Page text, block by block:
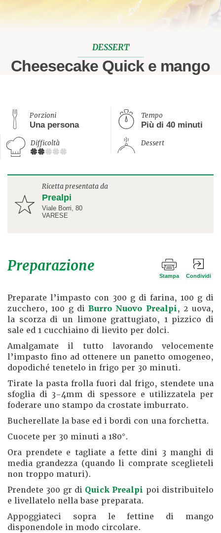
DESSERT
Cheesecake Quick e mango
Porzioni
Una persona
Tempo
Più di 40 minuti
Difficoltà Dessert
Ricetta presentata da
Prealpi
Viale Borri, 80
VARESE
Preparazione
Stampa Condividi
Preparate l’impasto con 300 g di farina, 100 g di
zucchero, 100 g di Burro Nuovo Prealpi, 2 uova,
la scorza di un limone grattugiato, 1 pizzico di
sale ed 1 cucchiaino di lievito per dolci.
Amalgamate il tutto lavorando velocemente
l’impasto fino ad ottenere un panetto omogeneo,
dopodiché tenetelo in frigo per 30 minuti.
Tirate la pasta frolla fuori dal frigo, stendete una
sfoglia di 3-4mm di spessore e utilizzatela per
foderare uno stampo da crostate imburrato.
Bucherellate la base ed i bordi con una forchetta.
Cuocete per 30 minuti a 180°.
Ora prendete e tagliate a fette dini 3 manghi di
media grandezza (quando li comprate sceglieteli
non troppo maturi).
Prendete 300 gr di Quick Prealpi poi distribuitelo
e livellatelo nella base preparata.
Appoggiateci sopra le fettine di mango
disponendole in modo circolare.